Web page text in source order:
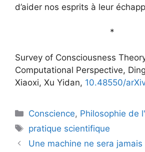
d’aider nos esprits à leur
*
Survey of Consciousness
Computational Perspective,
Xiaoxi, Xu Yidan, 10.48550/
Catégories
Conscience, Philosophie de
Étiquettes
pratique scientifique
Une machine ne sera jamais